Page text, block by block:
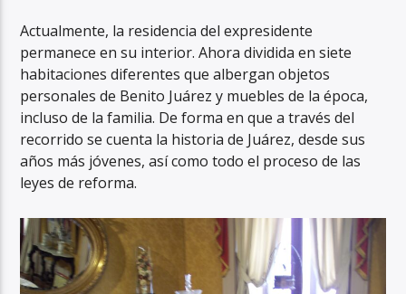
Actualmente, la residencia del expresidente
permanece en su interior. Ahora dividida en siete
habitaciones diferentes que albergan objetos
personales de Benito Juárez y muebles de la época,
incluso de la familia. De forma en que a través del
recorrido se cuenta la historia de Juárez, desde sus
años más jóvenes, así como todo el proceso de las
leyes de reforma.